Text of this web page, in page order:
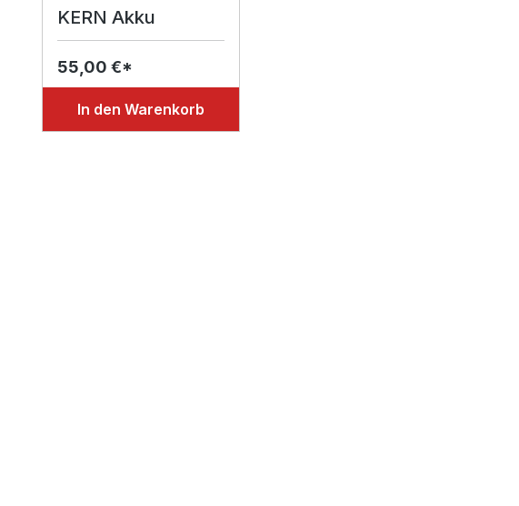
KERN Akku
55,00 €*
In den Warenkorb